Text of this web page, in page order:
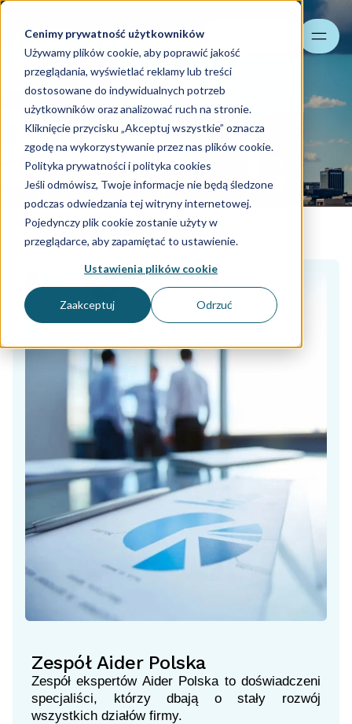
Cenimy prywatność użytkowników
Używamy plików cookie, aby poprawić jakość
przeglądania, wyświetlać reklamy lub treści
dostosowane do indywidualnych potrzeb
użytkowników oraz analizować ruch na stronie.
Kliknięcie przycisku „Akceptuj wszystkie” oznacza
zgodę na wykorzystywanie przez nas plików cookie.
Polityka prywatności i polityka cookies
Jeśli odmówisz, Twoje informacje nie będą śledzone
podczas odwiedzania tej witryny internetowej.
Pojedynczy plik cookie zostanie użyty w
przeglądarce, aby zapamiętać to ustawienie.
Ustawienia plików cookie
Zaakceptuj Odrzuć
Zespół
Skontaktuj się z nami
O nas
Zespół Aider Polska
Zespół ekspertów Aider Polska to doświadczeni
specjaliści, którzy dbają o stały rozwój
wszystkich działów firmy.